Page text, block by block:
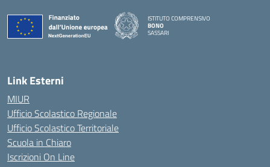
ISTITUTO COMPRENSIVO
BONO
SASSARI
Link Esterni
MIUR
Ufficio Scolastico Regionale
Ufficio Scolastico Territoriale
Scuola in Chiaro
Iscrizioni On Line